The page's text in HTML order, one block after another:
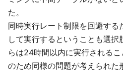
た。
同時実行レート制限を回避す
して実行するということも選
らは24時間以内に実行される
のため同様の問題が考えられた